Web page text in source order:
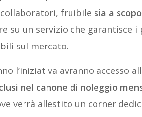
fruibile sia a
su un servizio che garantisce i
sul mercato.
l’iniziativa avranno accesso
nel canone di noleggio
verrà allestito un corner